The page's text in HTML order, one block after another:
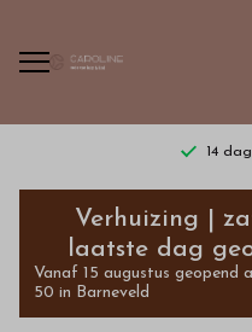
14
Tommy
Hilfiger
Overshirt
Verhuizing |
laatste dag
Vanaf 15 augustus geopend
50 in Barneveld